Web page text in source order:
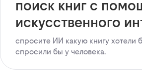
поиск книг с
искусственного
спросите ИИ какую книгу хотели
спросили бы у человека.